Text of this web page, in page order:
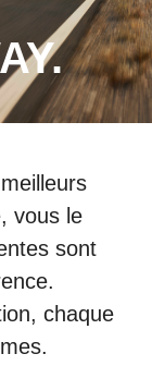
vous le
sont
chaque